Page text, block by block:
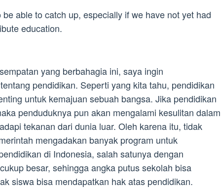
able to catch up, especially if we have not yet had
education.
yang berbahagia ini, saya ingin
pendidikan. Seperti yang kita tahu, pendidikan
untuk kemajuan sebuah bangsa. Jika pendidikan
penduduknya pun akan mengalami kesulitan dalam
tekanan dari dunia luar. Oleh karena itu, tidak
mengadakan banyak program untuk
di Indonesia, salah satunya dengan
besar, sehingga angka putus sekolah bisa
siswa bisa mendapatkan hak atas pendidikan.